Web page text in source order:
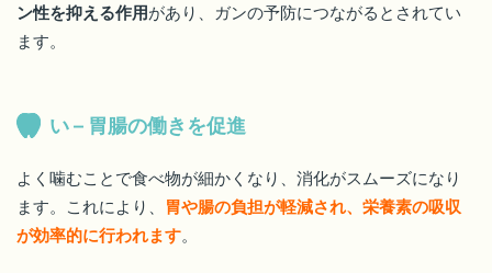
ン性を抑える作用があり、ガンの予防につながるとされてい
ます。
い – 胃腸の働きを促進
よく噛むことで食べ物が細かくなり、消化がスムーズになり
ます。これにより、
胃や腸の負担が軽減され、栄養素の吸収
が効率的に行われます。